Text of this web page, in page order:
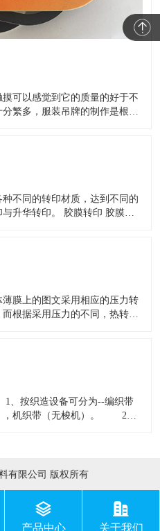
可以感觉到它的质量的好于不
繁多，服装吊牌的制作是根据
用什么材质来制作的，下面为
不同的转印材质，达到不同的
升华转印。 胶膜转印 胶膜转
耐洗不脱落;不同於许多坊间采
膜上的图文采用相应的压力转
根据采用压力的不同，热转印
(或热升华专用喷墨打印纸)上，
织造设备可分为--编织带
，机织带（无梭机）。 2、
有限公司 版权所有
产品中心 关于我们